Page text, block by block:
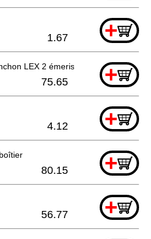
+
1.67
LEX 2 émerisée +
75.65
+
4.12
+
80.15
+
56.77